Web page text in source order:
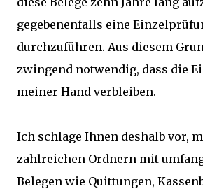
gegebenenfalls eine
durchzuführen. Aus diesem
zwingend notwendig, dass die
meiner Hand verbleiben.
Ich schlage Ihnen deshalb vor,
zahlreichen Ordnern mit
Belegen wie Quittungen,